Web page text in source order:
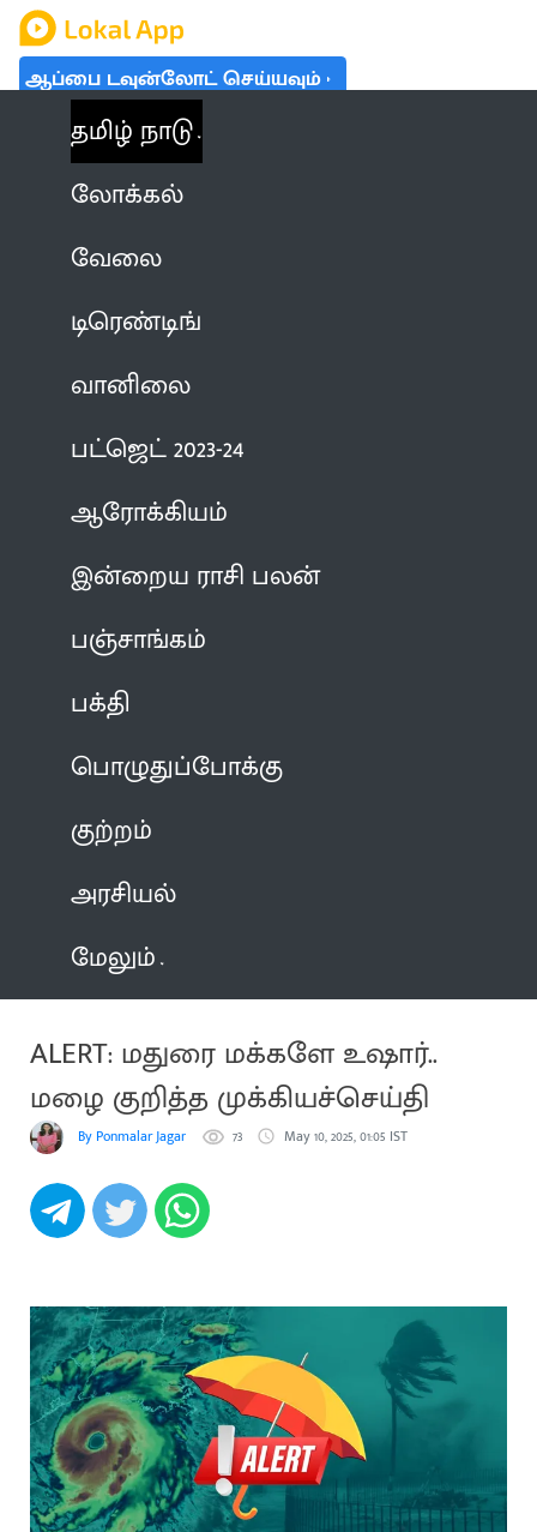
ஆப்பை டவுன்லோட் செய்யவும்
தமிழ் நாடு
லோக்கல்
வேலை
டிரெண்டிங்
வானிலை
பட்ஜெட் 2023-24
ஆரோக்கியம்
இன்றைய ராசி பலன்
பஞ்சாங்கம்
பக்தி
பொழுதுப்போக்கு
குற்றம்
அரசியல்
மேலும்
ALERT: மதுரை மக்களே உஷார்..
மழை குறித்த முக்கியச்செய்தி
By Ponmalar Jaganathan 73 May 10, 2025, 01:05 IST